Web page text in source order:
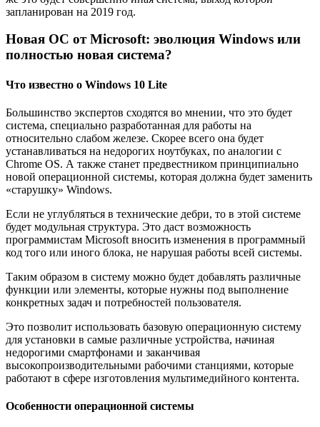
запланирован на 2019 год.
Новая ОС от Microsoft: эволюция Windows или
полностью новая система?
Что известно о Windows 10 Lite
Большинство экспертов сходятся во мнении, что это будет
система, специально разработанная для работы на
относительно слабом железе. Скорее всего она будет
устанавливаться на недорогих ноутбуках, по аналогии с
Chrome OS. А также станет предвестником принципиально
новой операционной системы, которая должна будет заменить
«старушку» Windows.
Если не углубляться в технические дебри, то в этой системе
будет модульная структура. Это даст возможность
программистам Microsoft вносить изменения в программный
код того или иного блока, не нарушая работы всей системы.
Таким образом в систему можно будет добавлять различные
функции или элементы, которые нужны под выполнение
конкретных задач и потребностей пользователя.
Это позволит использовать базовую операционную систему
для установки в самые различные устройства, начиная
недорогими смартфонами и заканчивая
высокопроизводительными рабочими станциями, которые
работают в сфере изготовления мультимедийного контента.
Особенности операционной системы